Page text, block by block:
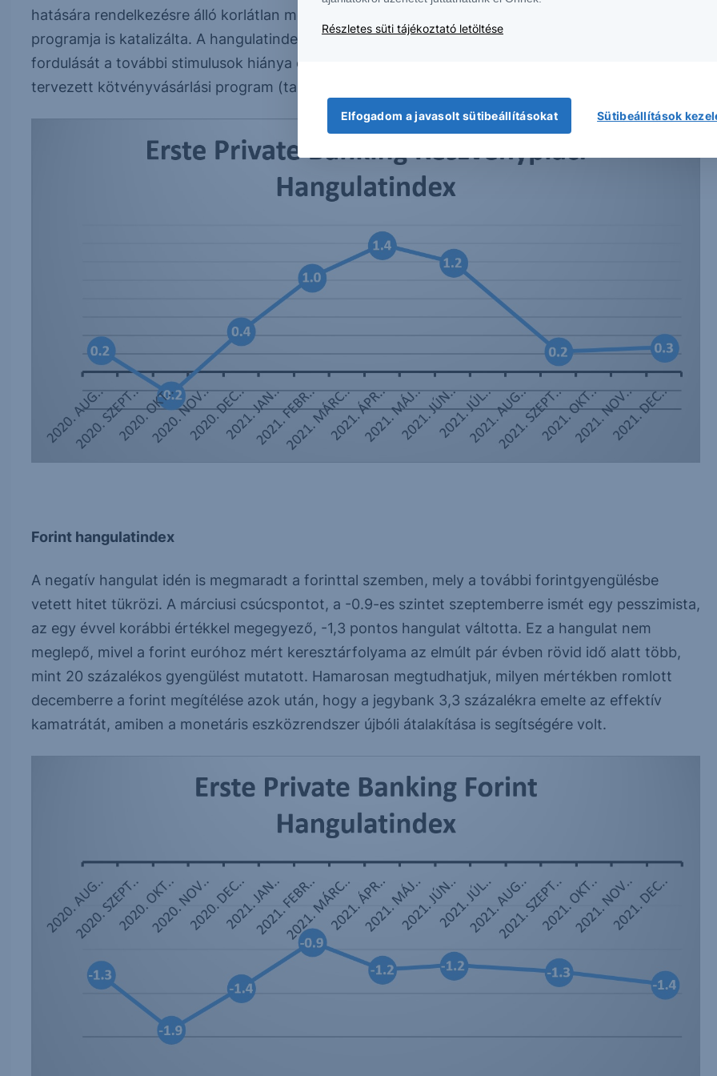
hatására rendelkezésre álló korlátlan mennyiségű pénz, illetőleg a FED fokozott kötvényvásárlási
programja is katalizálta. A hangulatindex lendületének elfogyását és lassú lejtmenetbe történő
fordulását a további stimulusok hiánya és az általuk okozott elszabadult infláció és a bejelentett
tervezett kötvényvásárlási program (tapering) kivezetése is előre vetítette.
Forint hangulatindex
A negatív hangulat idén is megmaradt a forinttal szemben, mely a további forintgyengülésbe
vetett hitet tükrözi. A márciusi csúcspontot, a -0.9-es szintet szeptemberre ismét egy pesszimista,
az egy évvel korábbi értékkel megegyező, -1,3 pontos hangulat váltotta. Ez a hangulat nem
meglepő, mivel a forint euróhoz mért keresztárfolyama az elmúlt pár évben rövid idő alatt több,
mint 20 százalékos gyengülést mutatott. Hamarosan megtudhatjuk, milyen mértékben romlott
decemberre a forint megítélése azok után, hogy a jegybank 3,3 százalékra emelte az effektív
kamatrátát, amiben a monetáris eszközrendszer újbóli átalakítása is segítségére volt.
Részletes süti tájékoztató letöltése
Elfogadom a javasolt sütibeállításokat Sütibeállítások